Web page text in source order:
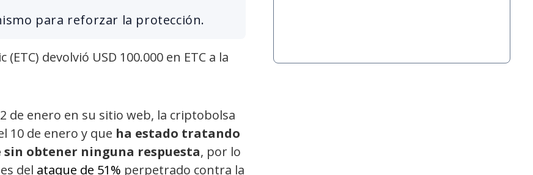
para reforzar la protección.
devolvió USD 100.000 en ETC a la
de enero en su sitio web, la criptobolsa
10 de enero y que ha estado tratando
obtener ninguna respuesta, por lo
del ataque de 51% perpetrado contra la